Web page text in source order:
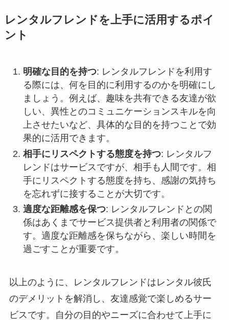
レンタルフレンドを上手に活用するポイ
ント
明確な目的を持つ: レンタルフレンドを利用す
る際には、何を目的に利用するのかを明確にし
ましょう。例えば、趣味を共有できる友達が欲
しい、異性とのコミュニケーションスキルを向
上させたいなど、具体的な目的を持つことで効
果的に活用できます。
相手にリスペクトする態度を持つ: レンタルフ
レンドはサービスですが、相手も人間です。相
手にリスペクトする態度を持ち、感謝の気持ち
を忘れずに接することが大切です。
適度な距離感を保つ: レンタルフレンドとの関
係はあくまでサービス提供者と利用者の関係で
す。適度な距離感を保ちながら、楽しい時間を
過ごすことが重要です。
以上のように、レンタルフレンドはレンタル彼氏
のデメリットを解消し、友達感覚で楽しめるサー
ビスです。自分の目的やニーズに合わせて上手に